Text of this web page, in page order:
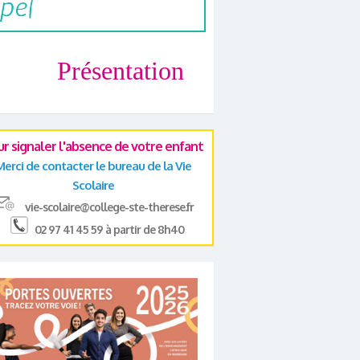
Présentation
signaler l'absence de votre enfant
de contacter le bureau de la Vie
Scolaire
vie-scolaire@college-ste-therese.fr
02 97 41 45 59 à partir de 8h40